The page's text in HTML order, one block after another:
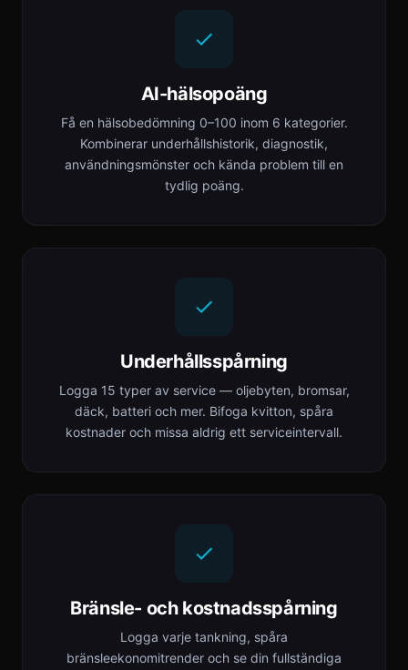
AI-hälsopoäng
Få en hälsobedömning 0–100 inom 6 kategorier.
Kombinerar underhållshistorik, diagnostik,
användningsmönster och kända problem till en
tydlig poäng.
Underhållsspårning
Logga 15 typer av service — oljebyten, bromsar,
däck, batteri och mer. Bifoga kvitton, spåra
kostnader och missa aldrig ett serviceintervall.
Bränsle- och kostnadsspårning
Logga varje tankning, spåra
bränsleekonomitrender och se din fullständiga